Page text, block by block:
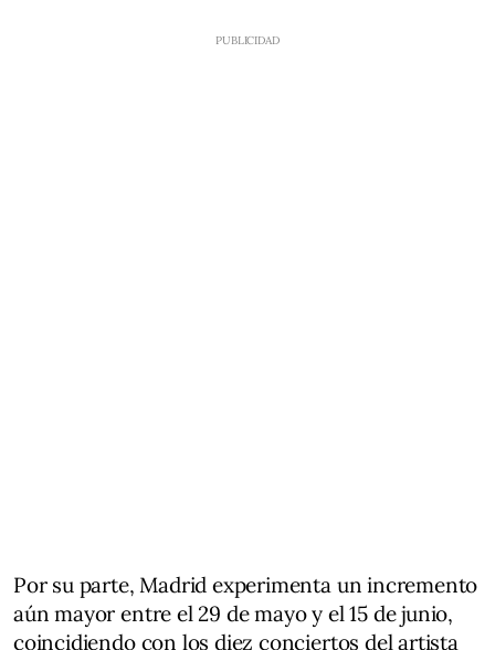
Por su parte, Madrid experimenta un incremento
aún mayor entre el 29 de mayo y el 15 de junio,
coincidiendo con los diez conciertos del artista